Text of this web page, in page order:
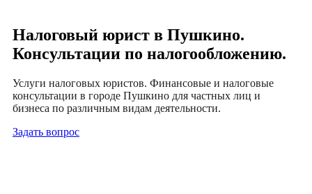
Налоговый юрист в Пушкино.
Консультации по налогообложению.
Услуги налоговых юристов. Финансовые и налоговые
консультации в городе Пушкино для частных лиц и
бизнеса по различным видам деятельности.
Задать вопрос